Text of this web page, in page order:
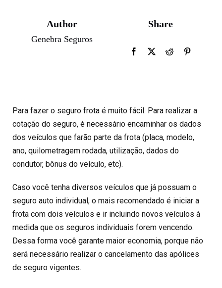
Author
Genebra Seguros
Share
Para fazer o seguro frota é muito fácil. Para realizar a
cotação do seguro, é necessário encaminhar os dados
dos veículos que farão parte da frota (placa, modelo,
ano, quilometragem rodada, utilização, dados do
condutor, bônus do veículo, etc).
Caso você tenha diversos veículos que já possuam o
seguro auto individual, o mais recomendado é iniciar a
frota com dois veículos e ir incluindo novos veículos à
medida que os seguros individuais forem vencendo.
Dessa forma você garante maior economia, porque não
será necessário realizar o cancelamento das apólices
de seguro vigentes.